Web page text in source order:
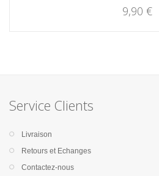
9,90 €
Service Clients
Livraison
Retours et Echanges
Contactez-nous